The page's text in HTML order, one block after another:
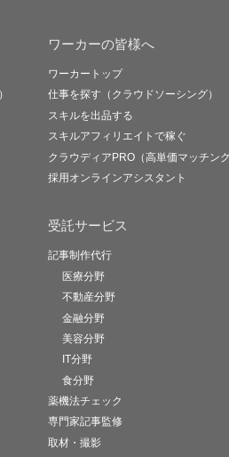
ワーカーの皆様へ
ワーカートップ
仕事を探す（クラウドソーシング）
スキルを出品する
スキルアフィリエイトで稼ぐ
クラウディアPRO（高単価マッチング
採用オンラインアシスタント
受託サービス
記事制作代行
医療分野
不動産分野
金融分野
美容分野
IT分野
食分野
薬機法チェック
専門家記事監修
取材・撮影